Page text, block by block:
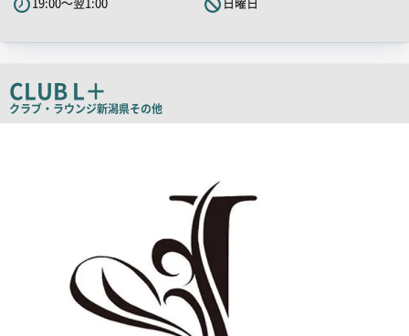
キ
コ
ピ
CLUB L＋
クラブ・ラウンジ新潟県その他
店